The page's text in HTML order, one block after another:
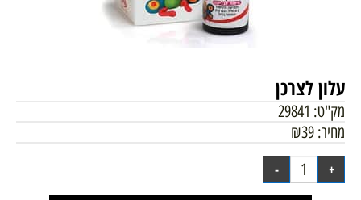
עלון לצרכן
מק"ט: 29841
מחיר:
₪39